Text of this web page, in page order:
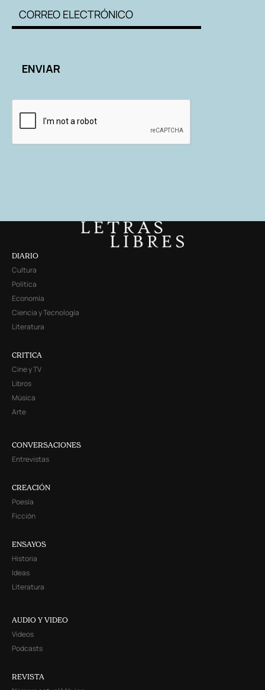
DIARIO
Cultura
Política
Economía
Ciencia y Tecnología
Literatura
CRITICA
Cine y TV
Libros
Música
Arte
CONVERSACIONES
Entrevistas
CREACIÓN
Poesía
Ficción
ENSAYOS
Historia
Ideas
Literatura
AUDIO Y VIDEO
Videos
Podcasts
REVISTA